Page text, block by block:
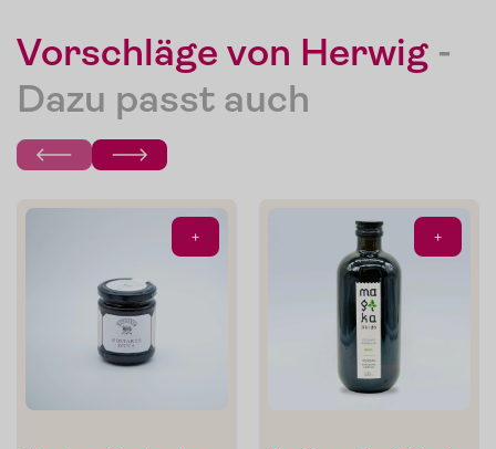
Vorschläge von Herwig-
Dazu passt auch
+ +
Mein Liebling:
Sonnengeküsste To
maten
von
De
Carlo
von Pasta, Fisch oder Grillgemüse.
Im Shop ansehen